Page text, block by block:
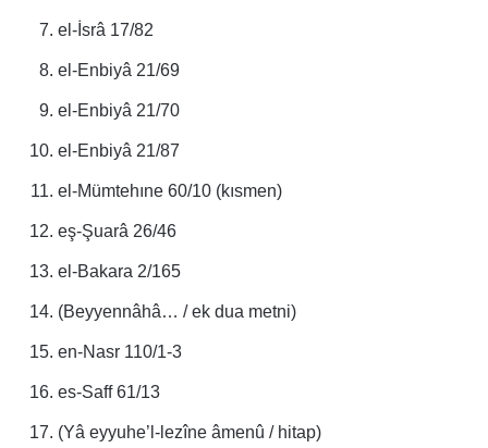
el-İsrâ 17/82
el-Enbiyâ 21/69
el-Enbiyâ 21/70
el-Enbiyâ 21/87
el-Mümtehıne 60/10 (kısmen)
eş-Şuarâ 26/46
el-Bakara 2/165
(Beyyennâhâ… / ek dua metni)
en-Nasr 110/1-3
es-Saff 61/13
(Yâ eyyuhe’l-lezîne âmenû / hitap)